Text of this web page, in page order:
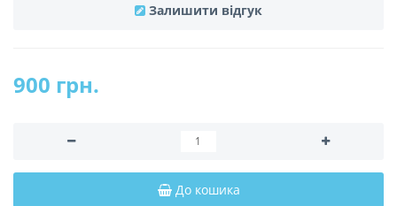
Залишити відгук
900 грн.
До кошика